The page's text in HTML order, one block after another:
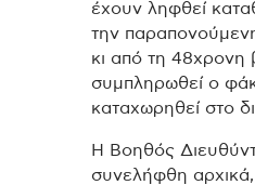
έχουν ληφθεί
την
κι από τη 48χρονη
συμπληρωθεί ο
καταχωρηθεί στο
Η Βοηθός
συνελήφθη αρχικά,